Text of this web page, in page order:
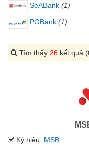
SeABank (1)
PGBank (1)
Tìm thấy 26 kết quả
Ký hiệu: MSB